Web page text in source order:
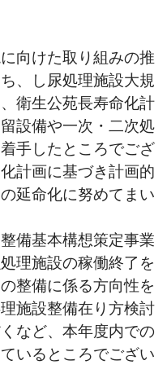
向けた取り組みの推
ち、し尿処理施設大規
衛生公苑長寿命化計
設備や一次・二次処
手したところでござ
計画に基づき計画的
延命化に努めてまい
備基本構想策定事業
理施設の稼働終了を
整備に係る方向性を
施設整備在り方検討
など、本年度内での
いるところでござい